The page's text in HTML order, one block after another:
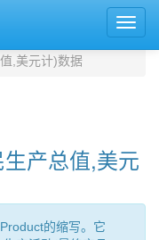
,美元计)数据
产总值,美元
的缩写。它